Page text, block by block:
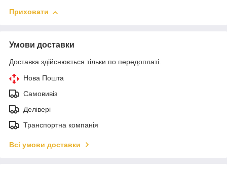
Приховати
Умови доставки
Доставка здійснюється тільки по передоплаті.
Нова Пошта
Самовивіз
Делівері
Транспортна компанія
Всі умови доставки